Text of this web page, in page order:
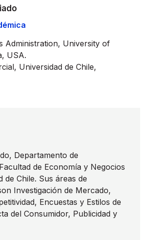
Administration, University of
USA.
Universidad de Chile,
Departamento de
de Economía y Negocios
de Chile. Sus áreas de
Investigación de Mercado,
Encuestas y Estilos de
del Consumidor, Publicidad y